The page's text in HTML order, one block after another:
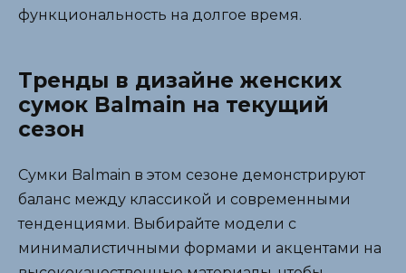
функциональность на долгое время.
Тренды в дизайне женских
сумок Balmain на текущий
сезон
Сумки Balmain в этом сезоне демонстрируют
баланс между классикой и современными
тенденциями. Выбирайте модели с
минималистичными формами и акцентами на